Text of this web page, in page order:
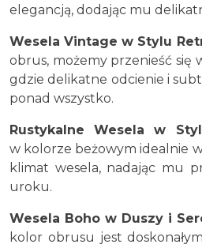
elegancją, dodając mu
Wesela Vintage w Stylu
obrus, możemy przenieść się
gdzie delikatne odcienie i
ponad wszystko.
Rustykalne Wesela w
w kolorze beżowym idealnie
klimat wesela, nadając mu
uroku.
Wesela Boho w Duszy i
kolor obrusu jest